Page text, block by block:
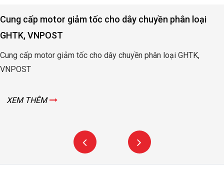
Cung cấp motor giảm tốc cho dây chuyền phân loại
GHTK, VNPOST
Cung cấp motor giảm tốc cho dây chuyền phân loại GHTK,
VNPOST
XEM THÊM